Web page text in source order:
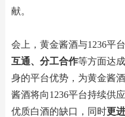
献。
会上，黄金酱酒与1236平
互通、分工合作等方面达
身的平台优势，为黄金酱
酱酒将向1236平台持续供
优质白酒的缺口，同时更